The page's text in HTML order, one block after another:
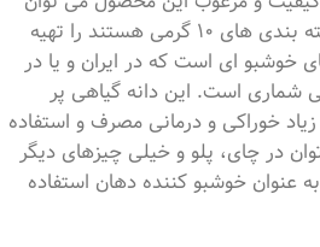
را که در بسته بندی های 10 گرمی هستند را تهیه
خوشبو ای است که در ایران و یا در
شماری است. این دانه گیاهی پر
خوراکی و درمانی مصرف و استفاده
در چای، پلو و خیلی چیزهای دیگر
عنوان خوشبو کننده دهان استفاده